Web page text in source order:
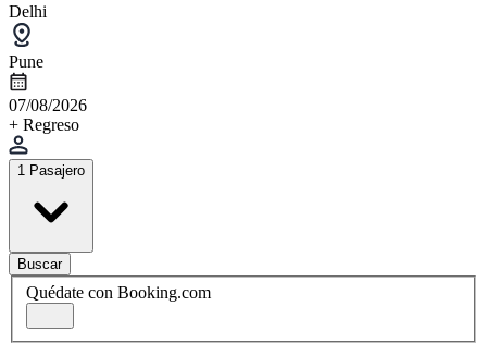
Delhi
Pune
07/08/2026
+ Regreso
1 Pasajero
Buscar
Quédate con Booking.com